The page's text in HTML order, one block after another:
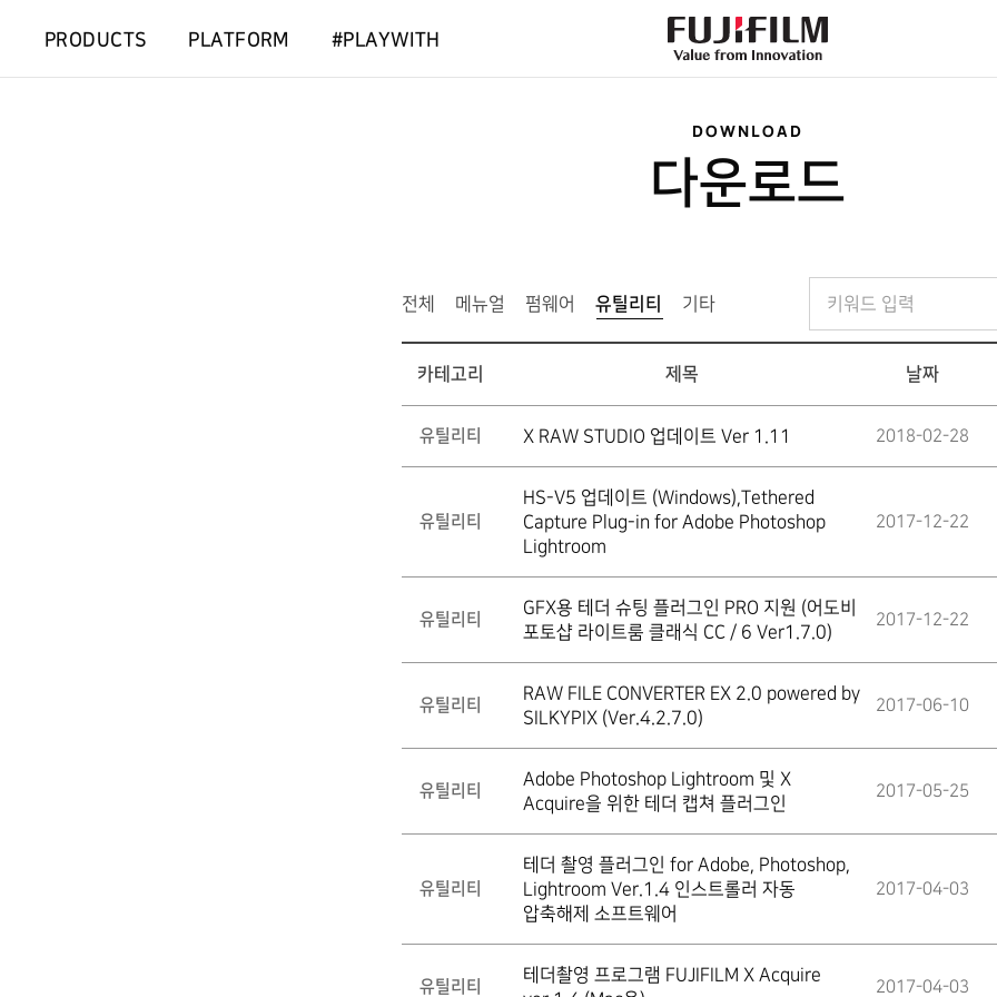
PRODUCTS PLATFORM #PLAYWITH
DOWNLOAD
다운로드
전체 메뉴얼 펌웨어 유틸리티
택
됨
기타
어
카테고리 제목 날짜
유틸리티 X RAW STUDIO 업데이트 Ver 1.11 2018-02-28
유틸리티
HS-V5 업데이트 (Windows),Tethered
Capture Plug-in for Adobe Photoshop
Lightroom
2017-12-22
유틸리티
GFX용 테더 슈팅 플러그인 PRO 지원 (어도비
포토샵 라이트룸 클래식 CC / 6 Ver1.7.0)
2017-12-22
유틸리티
RAW FILE CONVERTER EX 2.0 powered by
SILKYPIX (Ver.4.2.7.0)
2017-06-10
유틸리티
Adobe Photoshop Lightroom 및 X
Acquire을 위한 테더 캡쳐 플러그인
2017-05-25
유틸리티
테더 촬영 플러그인 for Adobe, Photoshop,
Lightroom Ver.1.4 인스트롤러 자동
압축해제 소프트웨어
2017-04-03
유틸리티
테더촬영 프로그램 FUJIFILM X Acquire
2017-04-03